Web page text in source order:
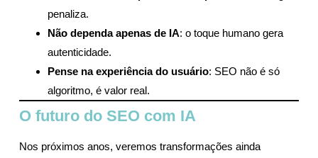
penaliza.
Não dependa apenas de IA: o toque humano gera
autenticidade.
Pense na experiência do usuário: SEO não é só
algoritmo, é valor real.
O futuro do SEO com IA
Nos próximos anos, veremos transformações ainda